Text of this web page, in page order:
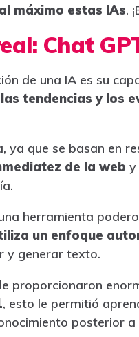
máximo estas IAs.
Chat
de una IA es su
las tendencias y los
ya que se basan en
de la web y
herramienta
un enfoque
y generar texto.
proporcionaron
, esto le permitió
posterior a